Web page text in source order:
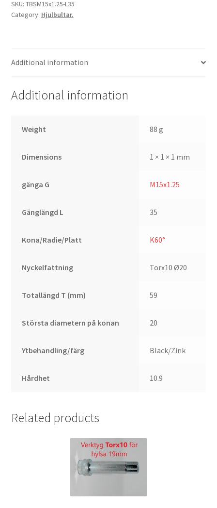
quantity
SKU: TBSM15x1.25-L35
Category: Hjulbultar.
Additional information
Additional information
Weight 88 g
Dimensions 1 × 1 × 1 mm
gänga G M15x1.25
Gänglängd L 35
Kona/Radie/Platt K60°
Nyckelfattning Torx10 Ø20
Totallängd T (mm) 59
Största diametern på konan 20
Ytbehandling/färg Black/Zink
Hårdhet 10.9
Related products